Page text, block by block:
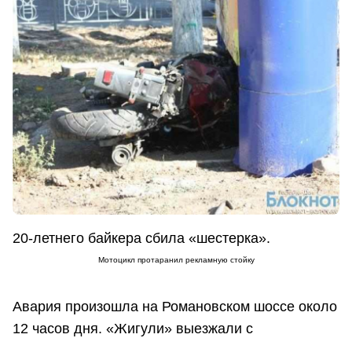
20-летнего байкера сбила «шестерка».
Мотоцикл протаранил рекламную стойку
Авария произошла на Романовском шоссе около
12 часов дня. «Жигули» выезжали с